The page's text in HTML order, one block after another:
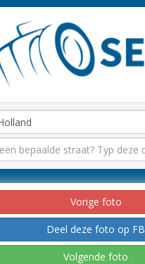
Vorige foto
Deel deze foto op FB
Volgende foto